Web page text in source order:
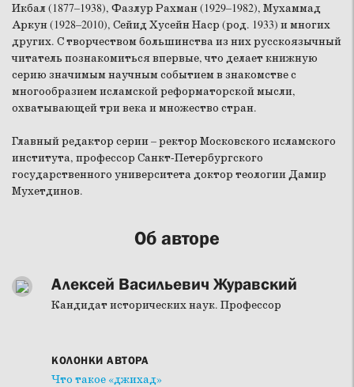
Икбал (1877–1938), Фазлур Рахман (1929–1982), Мухаммад
Аркун (1928–2010), Сейид Хусейн Наср (род. 1933) и многих
других. С творчеством большинства из них русскоязычный
читатель познакомиться впервые, что делает книжную
серию значимым научным событием в знакомстве с
многообразием исламской реформаторской мысли,
охватывающей три века и множество стран.
Главный редактор серии – ректор Московского исламского
института, профессор Санкт-Петербургского
государственного университета доктор теологии Дамир
Мухетдинов.
Об авторе
Алексей Васильевич Журавский
Кандидат исторических наук. Профессор
КОЛОНКИ АВТОРА
Что такое «джихад»